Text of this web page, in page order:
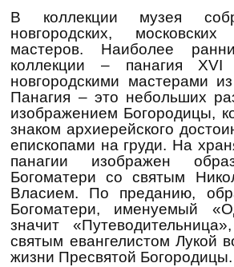
В коллекции музея
новгородских,
мастеров. Наиболее
коллекции – панагия XVI
новгородскими мастерами
Панагия – это небольших
изображением Богородицы,
знаком архиерейского
епископами на груди. На
панагии изображен
Богоматери со святым
Власием. По преданию,
Богоматери, именуемый
значит
святым евангелистом Лукой
жизни Пресвятой Богородицы.